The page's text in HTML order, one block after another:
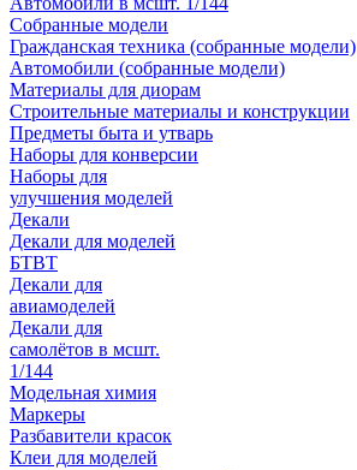
Собранные модели
Гражданская техника (собранные модели)
Автомобили (собранные модели)
Материалы для диорам
Строительные материалы и конструкции
Предметы быта и утварь
Наборы для конверсии
Наборы для
улучшения моделей
Декали
Декали для моделей
БТВТ
Декали для
авиамоделей
Декали для
самолётов в мсшт.
1/144
Модельная химия
Маркеры
Разбавители красок
Клеи для моделей